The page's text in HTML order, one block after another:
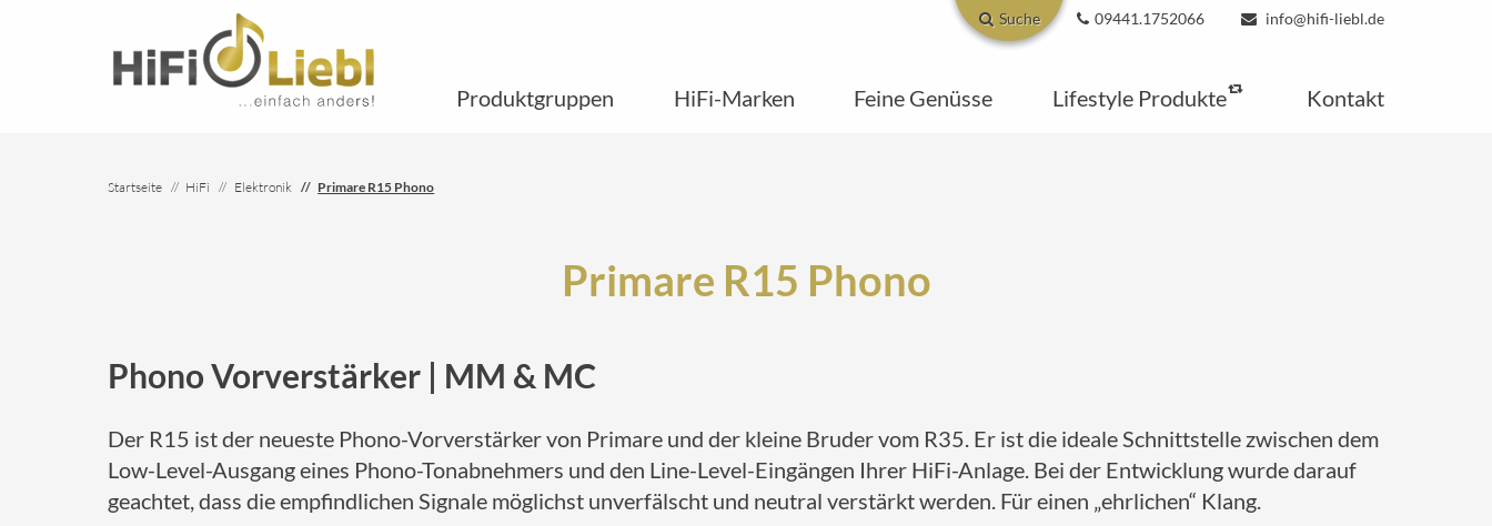
Suche 09441.1752066 info@hifi-liebl.de
Produktgruppen HiFi-Marken Feine Genüsse Lifestyle Produkte Kontakt
Startseite HiFi Elektronik Primare R15 Phono
Primare R15 Phono
Phono Vorverstärker | MM & MC
Der R15 ist der neueste Phono-Vorverstärker von Primare und der kleine Bruder vom R35. Er ist die ideale Schnittstelle zwischen dem
Low-Level-Ausgang eines Phono-Tonabnehmers und den Line-Level-Eingängen Ihrer HiFi-Anlage. Bei der Entwicklung wurde darauf
geachtet, dass die empfindlichen Signale möglichst unverfälscht und neutral verstärkt werden. Für einen „ehrlichen“ Klang.